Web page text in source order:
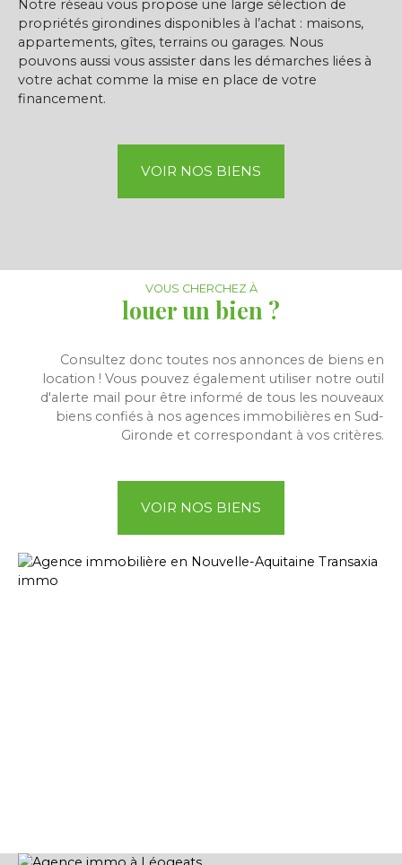
Notre réseau vous propose une large sélection de
propriétés girondines disponibles à l’achat : maisons,
appartements, gîtes, terrains ou garages. Nous
pouvons aussi vous assister dans les démarches liées à
votre achat comme la mise en place de votre
financement.
VOIR NOS BIENS
VOUS CHERCHEZ À
louer un bien ?
Consultez donc toutes nos annonces de biens en
location ! Vous pouvez également utiliser notre outil
d'alerte mail pour être informé de tous les nouveaux
biens confiés à nos agences immobilières en Sud-
Gironde et correspondant à vos critères.
VOIR NOS BIENS